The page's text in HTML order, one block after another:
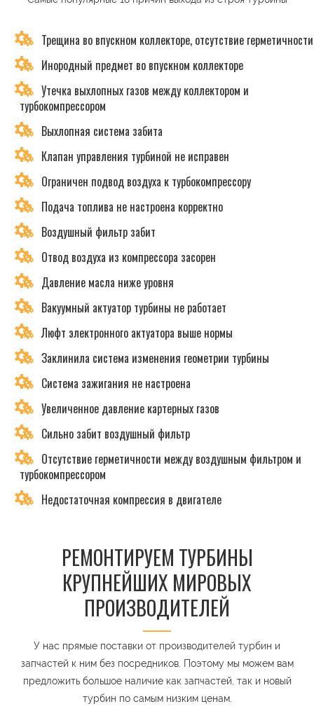
Трещина во впускном коллекторе, отсутствие герметичности
Инородный предмет во впускном коллекторе
Утечка выхлопных газов между коллектором и
турбокомпрессором
Выхлопная система забита
Клапан управления турбиной не исправен
Ограничен подвод воздуха к турбокомпрессору
Подача топлива не настроена корректно
Воздушный фильтр забит
Отвод воздуха из компрессора засорен
Давление масла ниже уровня
Вакуумный актуатор турбины не работает
Люфт электронного актуатора выше нормы
Заклинила система изменения геометрии турбины
Система зажигания не настроена
Увеличенное давление картерных газов
Сильно забит воздушный фильтр
Отсутствие герметичности между воздушным фильтром и
турбокомпрессором
Недостаточная компрессия в двигателе
РЕМОНТИРУЕМ ТУРБИНЫ
КРУПНЕЙШИХ МИРОВЫХ
ПРОИЗВОДИТЕЛЕЙ
У нас прямые поставки от производителей турбин и
запчастей к ним без посредников. Поэтому мы можем вам
предложить большое наличие как запчастей, так и новый
турбин по самым низким ценам.